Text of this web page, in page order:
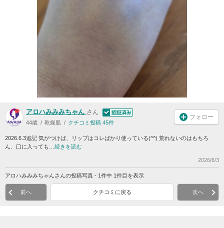
アロハみみみちゃん さん
44歳 乾燥肌 クチコミ投稿 45件
フォロー
2026.6.3追記 気がつけば、リップはコレばかり使っている(^^) 荒れないのはもちろ
ん、口に入っても… 続きを読む
2026/6/3
アロハみみみちゃんさんの投稿写真 - 1件中 1件目を表示
前へ クチコミに戻る 次へ